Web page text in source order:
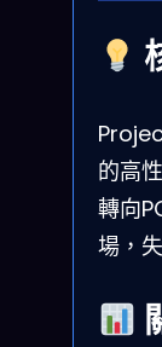
的高
轉向
場，